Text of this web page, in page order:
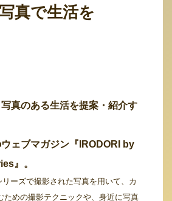
真で生活を
真のある生活を提案・紹介す
ェブマガジン『IRODORI by
』。
ーズで撮影された写真を用いて、カ
ための撮影テクニックや、身近に写真